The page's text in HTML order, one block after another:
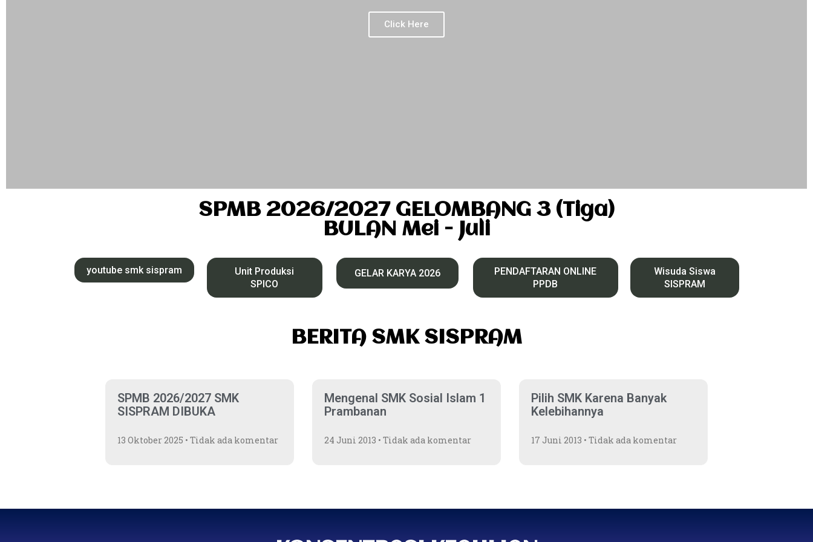
Click Here
SPMB 2026/2027 GELOMBANG 3 (Tiga)
BULAN Mei - Juli
youtube smk sispram
Unit Produksi
SPICO
GELAR KARYA 2026
PENDAFTARAN ONLINE
PPDB
Wisuda Siswa
SISPRAM
BERITA SMK SISPRAM
SPMB 2026/2027 SMK
SISPRAM DIBUKA
13 Oktober 2025 Tidak ada komentar
Mengenal SMK Sosial Islam 1
Prambanan
24 Juni 2013 Tidak ada komentar
Pilih SMK Karena Banyak
Kelebihannya
17 Juni 2013 Tidak ada komentar